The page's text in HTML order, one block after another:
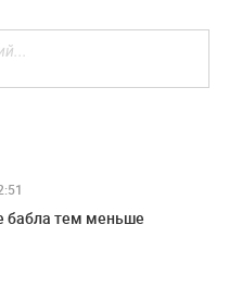
бабла тем меньше